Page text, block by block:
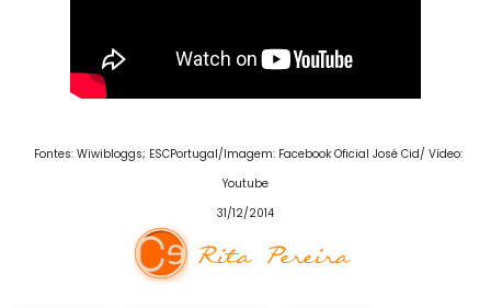
Fontes: Wiwibloggs; ESCPortugal/Imagem: Facebook Oficial José Cid/ Vídeo:
Youtube
31/12/2014